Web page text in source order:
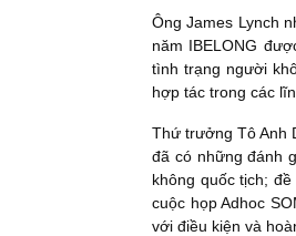
Ông James Lynch
năm IBELONG
tình trạng người
hợp tác trong các
Thứ trưởng Tô Anh
đã có những đánh
không quốc tịch;
cuộc họp Adhoc
với điều kiện và